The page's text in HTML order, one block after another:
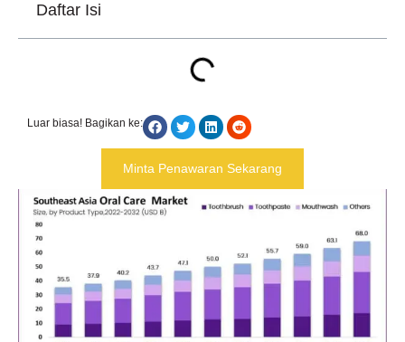
Daftar Isi
Luar biasa! Bagikan ke:
Minta Penawaran Sekarang